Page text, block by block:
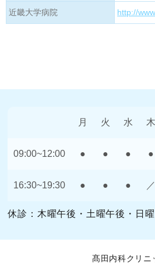
近畿大学病院 http://
月 火 水 木
09:00~12:00 ● ● ● ●
16:30~19:30 ● ● ● ／
休診：木曜午後・土曜午後・日曜
髙田内科クリニ